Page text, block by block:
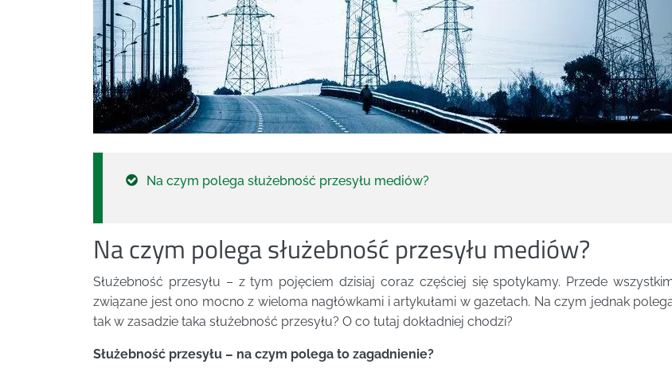
Na czym polega służebność przesyłu mediów?
Na czym polega służebność przesyłu mediów?
Służebność przesyłu – z tym pojęciem dzisiaj coraz częściej się spotykamy. Przede
związane jest ono mocno z wieloma nagłówkami i artykułami w gazetach. Na czym jednak
tak w zasadzie taka służebność przesyłu? O co tutaj dokładniej chodzi?
Służebność przesyłu – na czym polega to zagadnienie?